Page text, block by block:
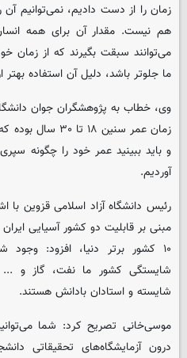
زمان را از دست دادیم، نمی‌توانیم آن
هم نیست. مقدار آن برای همه‌
می‌توانند سبقت بگیرند که از زمان
ما جلوتر باشد، دلیل آن استفاده‌
وی، خطاب به پژوهشگران جوان
زمان عمر سنین
و باید ببینید عمر خود را چگونه
آوردیم.
رئیس دانشگاه آزاد اسلامی قزوین با
مبنی بر قابلیت دو کشور آسیایی
۱۰ کشور برتر دنیا، افزود:
شایستگی کشور ما نفت، گاز و ...
شایسته و استادان بادانش هستند.
موسی‌خانی تصریح کرد: شما
درون آزمایشگاه‌های تحقیقاتی